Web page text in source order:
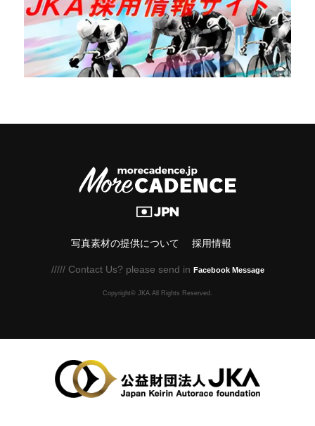
写真素材の提供について 採用情報
///// Contact Us? please send in Facebook Message
Copyright© JKA.All Rights Reserved.